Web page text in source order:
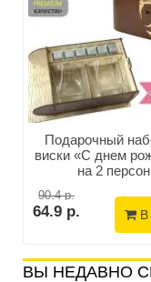
Подарочный
виски «С днем
на 2
90.4 р.
64.9 р. В
ВЫ НЕДАВНО